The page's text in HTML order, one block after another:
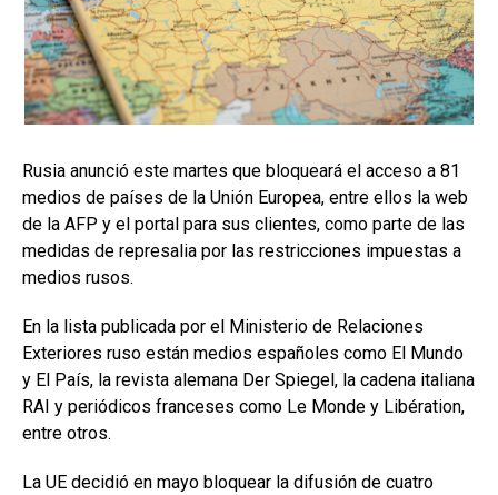
Rusia anunció este martes que bloqueará el acceso a 81
medios de países de la Unión Europea, entre ellos la web
de la AFP y el portal para sus clientes, como parte de las
medidas de represalia por las restricciones impuestas a
medios rusos.
En la lista publicada por el Ministerio de Relaciones
Exteriores ruso están medios españoles como El Mundo
y El País, la revista alemana Der Spiegel, la cadena italiana
RAI y periódicos franceses como Le Monde y Libération,
entre otros.
La UE decidió en mayo bloquear la difusión de cuatro